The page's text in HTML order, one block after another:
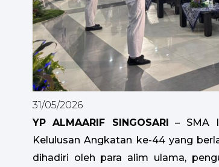
31/05/2026
YP ALMAARIF SINGOSARI
– SMA
Kelulusan Angkatan ke-44 yang
dihadiri oleh para alim ulama,